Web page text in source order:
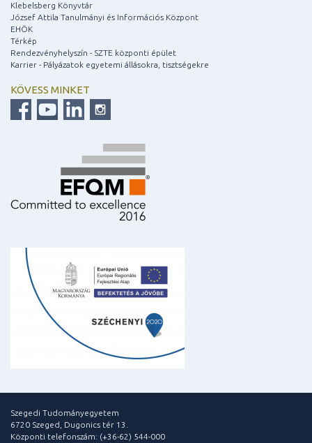
Klebelsberg Könyvtár
József Attila Tanulmányi és Információs Központ
EHÖK
Térkép
Rendezvényhelyszín - SZTE központi épület
Karrier - Pályázatok egyetemi állásokra, tisztségekre
KÖVESS MINKET
Szegedi Tudományegyetem
6720 Szeged, Dugonics tér 13.
Központi telefonszám: (+36-62) 544-000